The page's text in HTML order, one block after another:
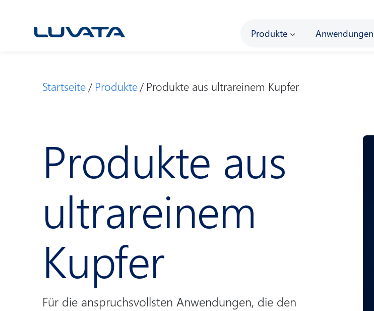
Main
Produkte Anwendungen
Startseite Produkte Produkte aus ultrareinem Kupfer
Produkte aus
ultrareinem
Kupfer
Für die anspruchsvollsten Anwendungen, die den